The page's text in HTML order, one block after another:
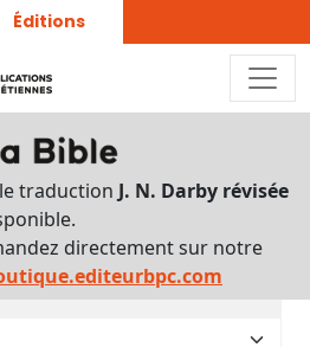
Éditions
traduction J. N. Darby révisée
directement sur notre